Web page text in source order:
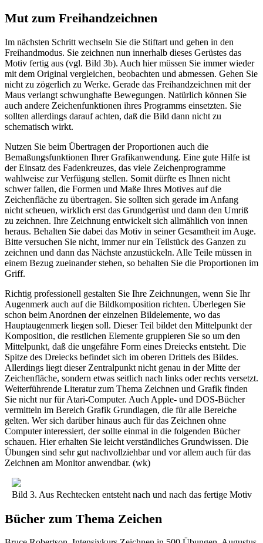
Mut zum Freihandzeichnen
Im nächsten Schritt wechseln Sie die Stiftart und gehen in den
Freihandmodus. Sie zeichnen nun innerhalb dieses Gerüstes das
Motiv fertig aus (vgl. Bild 3b). Auch hier müssen Sie immer wieder
mit dem Original vergleichen, beobachten und abmessen. Gehen Sie
nicht zu zögerlich zu Werke. Gerade das Freihandzeichnen mit der
Maus verlangt schwunghafte Bewegungen. Natürlich können Sie
auch andere Zeichenfunktionen ihres Programms einsetzten. Sie
sollten allerdings darauf achten, daß die Bild dann nicht zu
schematisch wirkt.
Nutzen Sie beim Übertragen der Proportionen auch die
Bemaßungsfunktionen Ihrer Grafikanwendung. Eine gute Hilfe ist
der Einsatz des Fadenkreuzes, das viele Zeichenprogramme
wahlweise zur Verfügung stellen. Somit dürfte es Ihnen nicht
schwer fallen, die Formen und Maße Ihres Motives auf die
Zeichenfläche zu übertragen. Sie sollten sich gerade im Anfang
nicht scheuen, wirklich erst das Grundgerüst und dann den Umriß
zu zeichnen. Ihre Zeichnung entwickelt sich allmählich von innen
heraus. Behalten Sie dabei das Motiv in seiner Gesamtheit im Auge.
Bitte versuchen Sie nicht, immer nur ein Teilstück des Ganzen zu
zeichnen und dann das Nächste anzustückeln. Alle Teile müssen in
einem Bezug zueinander stehen, so behalten Sie die Proportionen im
Griff.
Richtig professionell gestalten Sie Ihre Zeichnungen, wenn Sie Ihr
Augenmerk auch auf die Bildkomposition richten. Überlegen Sie
schon beim Anordnen der einzelnen Bildelemente, wo das
Hauptaugenmerk liegen soll. Dieser Teil bildet den Mittelpunkt der
Komposition, die restlichen Elemente gruppieren Sie so um den
Mittelpunkt, daß die ungefähre Form eines Dreiecks entsteht. Die
Spitze des Dreiecks befindet sich im oberen Drittels des Bildes.
Allerdings liegt dieser Zentralpunkt nicht genau in der Mitte der
Zeichenfläche, sondern etwas seitlich nach links oder rechts versetzt.
Weiterführende Literatur zum Thema Zeichnen und Grafik finden
Sie nicht nur für Atari-Computer. Auch Apple- und DOS-Bücher
vermitteln im Bereich Grafik Grundlagen, die für alle Bereiche
gelten. Wer sich darüber hinaus auch für das Zeichnen ohne
Computer interessiert, der sollte einmal in die folgenden Bücher
schauen. Hier erhalten Sie leicht verständliches Grundwissen. Die
Übungen sind sehr gut nachvollziehbar und vor allem auch für das
Zeichnen am Monitor anwendbar. (wk)
Bild 3. Aus Rechtecken entsteht nach und nach das fertige Motiv
Bücher zum Thema Zeichen